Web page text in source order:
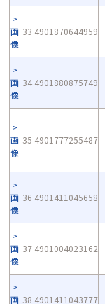
画
像
33 4901870644959
画
像
34 4901880875749
画
像
35 4901777255487
画
像
36 4901411045658
画
像
37 4901004023162
画 38 4901411043777